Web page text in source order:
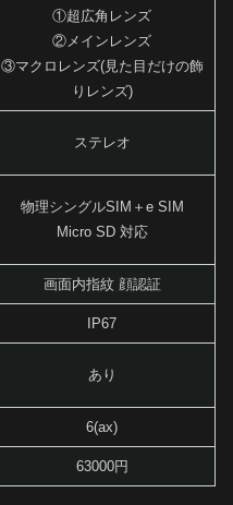
①超広角レンズ
②メインレンズ
③マクロレンズ(見た目だけの飾
りレンズ)
ステレオ
物理シングルSIM＋e SIM
Micro SD 対応
画面内指紋 顔認証
IP67
あり
6(ax)
63000円